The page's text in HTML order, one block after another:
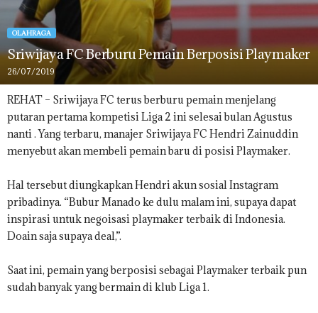
OLAHRAGA
Sriwijaya FC Berburu Pemain Berposisi Playmaker
26/07/2019
REHAT – Sriwijaya FC terus berburu pemain menjelang
putaran pertama kompetisi Liga 2 ini selesai bulan Agustus
nanti . Yang terbaru, manajer Sriwijaya FC Hendri Zainuddin
menyebut akan membeli pemain baru di posisi Playmaker.
Hal tersebut diungkapkan Hendri akun sosial Instagram
pribadinya. “Bubur Manado ke dulu malam ini, supaya dapat
inspirasi untuk negoisasi playmaker terbaik di Indonesia.
Doain saja supaya deal,”.
Saat ini, pemain yang berposisi sebagai Playmaker terbaik pun
sudah banyak yang bermain di klub Liga 1.